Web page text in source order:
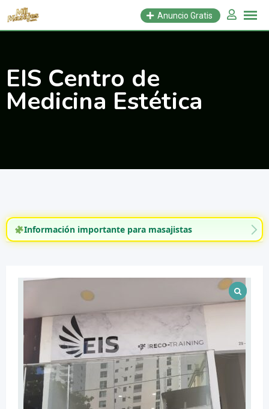
Saltar
Anuncio Gratis
EIS Centro de
Medicina Estética
Información importante para masajistas